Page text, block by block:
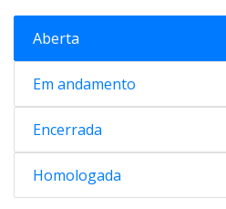
Aberta
Em andamento
Encerrada
Homologada